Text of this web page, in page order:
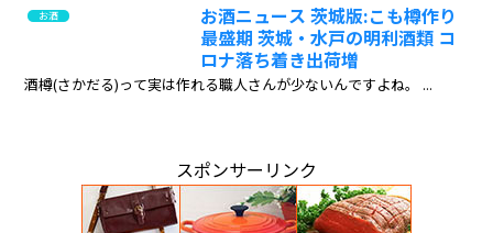
お酒
お酒ニュース 茨城版:こも樽作り
最盛期 茨城・水戸の明利酒類 コ
ロナ落ち着き出荷増
酒樽(さかだる)って実は作れる職人さんが少ないんですよね。 ...
スポンサーリンク